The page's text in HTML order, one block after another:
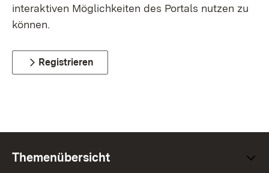
interaktiven Möglichkeiten des Portals nutzen zu
können.
Registrieren
Themenübersicht